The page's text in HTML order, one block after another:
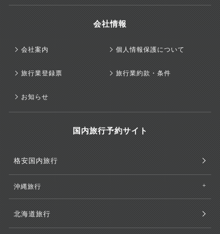
会社情報
会社案内 個人情報保護について
旅行業登録票 旅行業約款・条件
お知らせ
国内旅行予約サイト
格安国内旅行
沖縄旅行
北海道旅行